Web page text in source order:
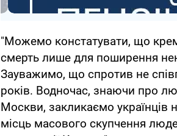
"Можемо констатувати, що
смерть лише для поширення
Зауважимо, що спротив не
років. Водночас, знаючи про
Москви, закликаємо
місць масового скупчення